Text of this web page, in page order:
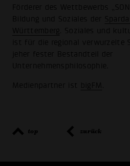
Förderer des Wettbewerbs
Bildung und Soziales der
Württemberg . Soziales und
ist für die regional verwurzelte
jeher fester Bestandteil der
Unternehmensphilosophie.
Medienpartner ist bigFM
top zurück